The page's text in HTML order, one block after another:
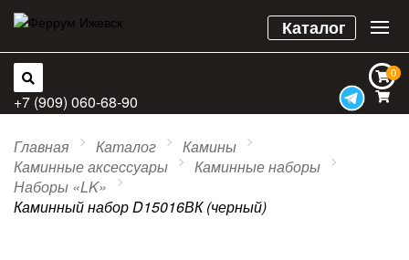
Каталог
0
0
+7 (909) 060-68-90
Главная Каталог
Камины
Каминные аксессуары
Каминные наборы
Наборы «LK»
Каминный набор D15016ВК (черный)